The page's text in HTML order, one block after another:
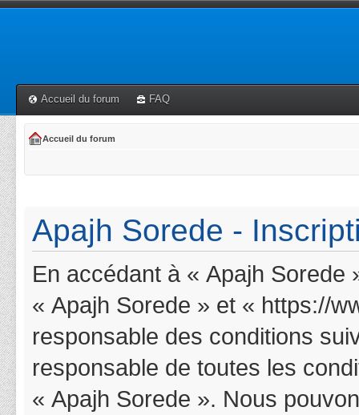
Accueil du forum FAQ
Accueil du forum
Apajh Sorede -
En accédant à « Apajh
« Apajh Sorede » et « https://
responsable des conditions
responsable de toutes les
« Apajh Sorede ». Nous